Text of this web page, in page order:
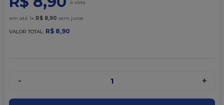
em até 1x R$ 8,90 sem juros
VALOR TOTAL: R$ 8,90
- 1 +
9º
caixa kraft
10º chocolate